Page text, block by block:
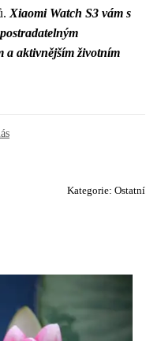
Xiaomi Watch S3 vám s
a aktivnějším životním
Kategorie: Ostatní